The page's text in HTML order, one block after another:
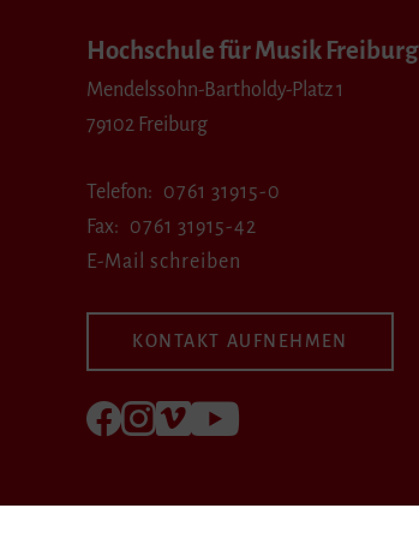
Hochschule für Musik Freiburg
Mendelssohn-Bartholdy-Platz 1
79102 Freiburg
Telefon
0761 31915-0
Fax
0761 31915-42
E-Mail schreiben
KONTAKT AUFNEHMEN
Folgen Sie uns auf Facebook
Folgen Sie uns auf Instagram
Besuchen Sie uns bei Vimeo